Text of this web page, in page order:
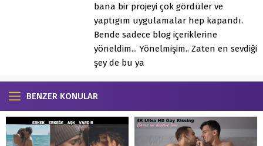
bana bir projeyi çok gördüler ve
yaptıgım uygulamalar hep kapandı.
Bende sadece blog içeriklerine
yöneldim... Yönelmişim.. Zaten en sevdiği
şey de bu ya
BENZER KONULAR